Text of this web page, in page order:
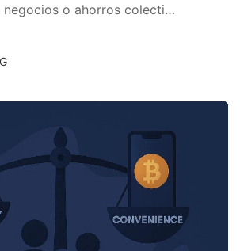
negocios o ahorros colecti…